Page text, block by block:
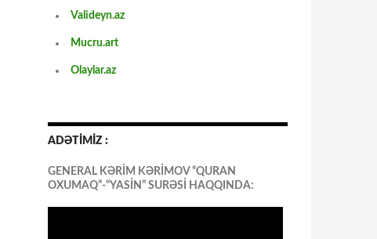
Valideyn.az
Mucru.art
Olaylar.az
ADƏTİMİZ :
GENERAL KƏRİM KƏRİMOV “QURAN
OXUMAQ”-“YASİN” SURƏSİ HAQQINDA: